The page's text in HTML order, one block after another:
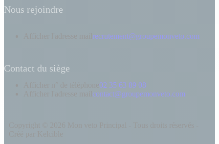
Nous rejoindre
recrutement@groupemonveto.com
Contact du siège
02 35 63 89 08
contact@groupemonveto.com